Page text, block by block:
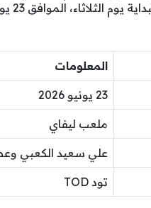
المعلومات
23 يونيو 2026
ملعب ليفاي
علي سعيد الكعبي
تود TOD